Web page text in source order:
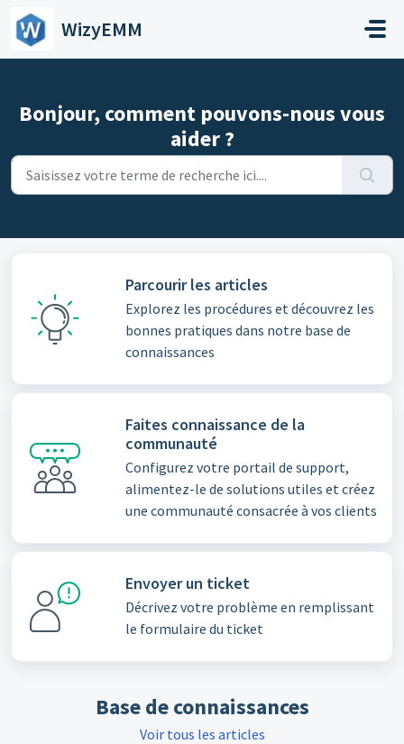
Passer au contenu principal
WizyEMM
Bonjour, comment pouvons-nous vous
aider ?
Parcourir les articles
Explorez les procédures et découvrez les
bonnes pratiques dans notre base de
connaissances
Faites connaissance de la
communauté
Configurez votre portail de support,
alimentez-le de solutions utiles et créez
une communauté consacrée à vos clients
Envoyer un ticket
Décrivez votre problème en remplissant
le formulaire du ticket
Base de connaissances
Voir tous les articles